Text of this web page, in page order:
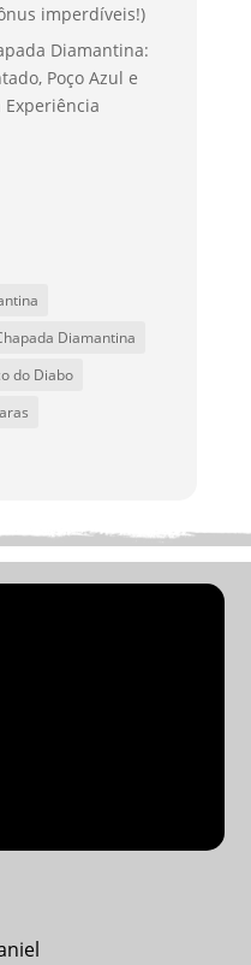
imperdíveis!)
Diamantina:
Poço Azul e
Experiência
Diamantina
do Diabo